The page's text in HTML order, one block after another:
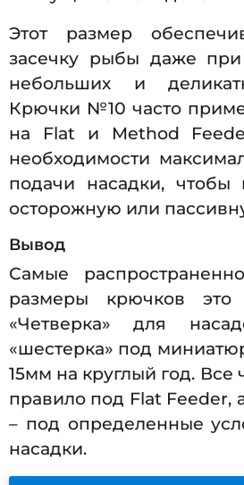
Этот размер
засечку рыбы даже при
небольших и
Крючки №10 часто
на Flat и Method
необходимости
подачи насадки, чтобы
осторожную или
Вывод
Самые
размеры крючков
«Четверка» для
«шестерка» под
15мм на круглый год. Все
правило под Flat Feeder,
– под определенные
насадки.